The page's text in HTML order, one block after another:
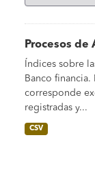
Procesos
Índices sobre
Banco
corresponde
registradas y...
CSV